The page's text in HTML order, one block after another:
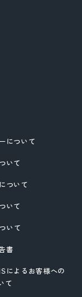
について
いて
ついて
いて
いて
書
によるお客様への
て